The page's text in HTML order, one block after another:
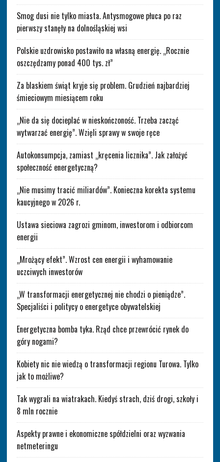
Smog dusi nie tylko miasta. Antysmogowe płuca po raz
pierwszy stanęły na dolnośląskiej wsi
Polskie uzdrowisko postawiło na własną energię. „Rocznie
oszczędzamy ponad 400 tys. zł”
Za blaskiem świąt kryje się problem. Grudzień najbardziej
śmieciowym miesiącem roku
„Nie da się docieplać w nieskończoność. Trzeba zacząć
wytwarzać energię”. Wzięli sprawy w swoje ręce
Autokonsumpcja, zamiast „kręcenia licznika”. Jak założyć
społeczność energetyczną?
„Nie musimy tracić miliardów”. Konieczna korekta systemu
kaucyjnego w 2026 r.
Ustawa sieciowa zagrozi gminom, inwestorom i odbiorcom
energii
„Mrożący efekt”. Wzrost cen energii i wyhamowanie
uczciwych inwestorów
„W transformacji energetycznej nie chodzi o pieniądze”.
Specjaliści i politycy o energetyce obywatelskiej
Energetyczna bomba tyka. Rząd chce przewrócić rynek do
góry nogami?
Kobiety nic nie wiedzą o transformacji regionu Turowa. Tylko
jak to możliwe?
Tak wygrali na wiatrakach. Kiedyś strach, dziś drogi, szkoły i
8 mln rocznie
Aspekty prawne i ekonomiczne spółdzielni oraz wyzwania
netmeteringu